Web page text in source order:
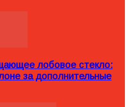
лобовое стекло:
за дополнительные